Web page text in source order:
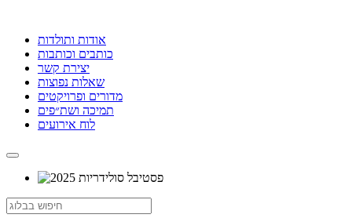
אודות ותולדות
כותבים וכותבות
יצירת קשר
שאלות נפוצות
מדורים ופרויקטים
תמיכה ושת״פים
לוח אירועים